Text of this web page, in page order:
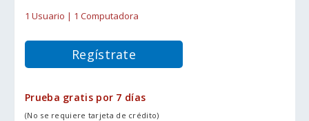
1 Usuario | 1 Computadora
Regístrate
Prueba gratis por 7 días
(No se requiere tarjeta de crédito)